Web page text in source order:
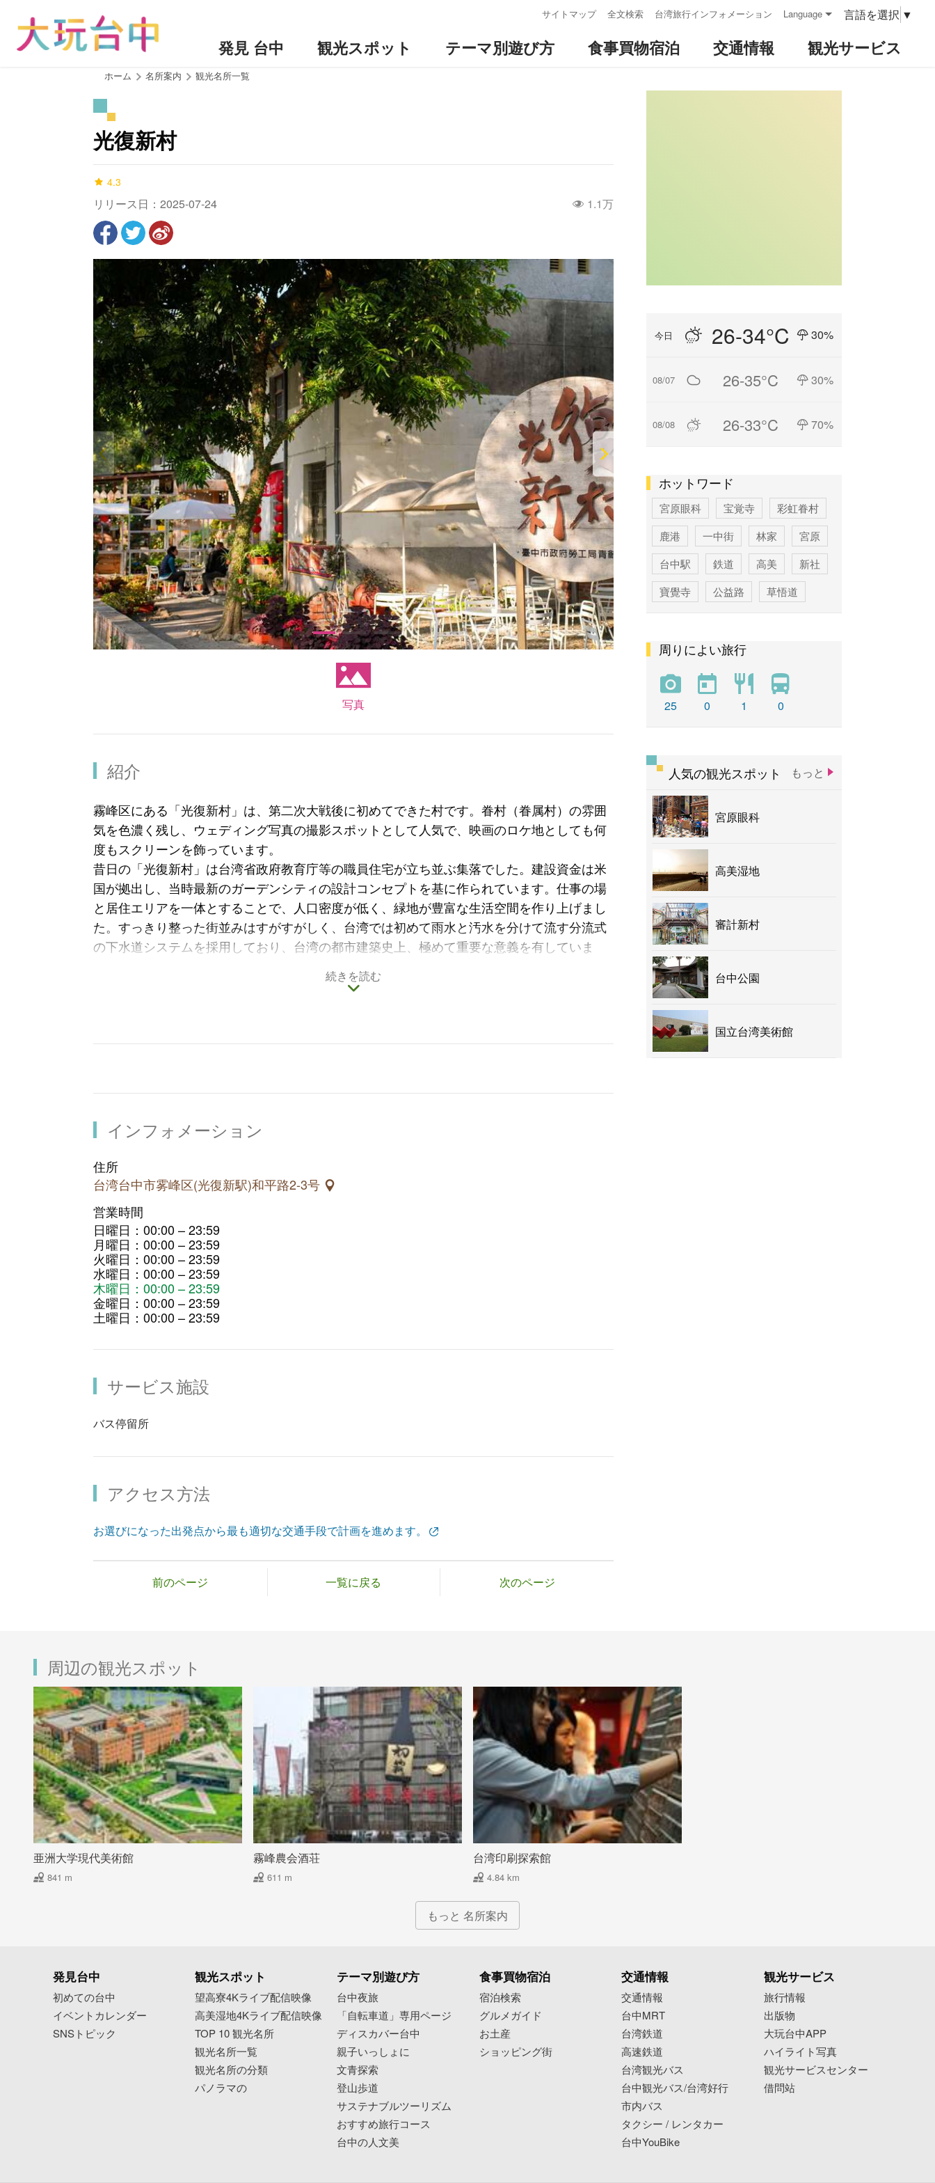
サイトマップ 全文検索 台湾旅行インフォメーション Language 言語を選択 ▼
発見 台中 観光スポット テーマ別遊び方 食事買物宿泊 交通情報 観光サービス
ホーム 名所案内 観光名所一覧
光復新村
4.3
リリース日：2025-07-24 1.1万
写真
紹介
霧峰区にある「光復新村」は、第二次大戦後に初めてできた村です。眷村（眷属村）の雰囲
気を色濃く残し、ウェディング写真の撮影スポットとして人気で、映画のロケ地としても何
度もスクリーンを飾っています。
昔日の「光復新村」は台湾省政府教育庁等の職員住宅が立ち並ぶ集落でした。建設資金は米
国が拠出し、当時最新のガーデンシティの設計コンセプトを基に作られています。仕事の場
と居住エリアを一体とすることで、人口密度が低く、緑地が豊富な生活空間を作り上げまし
た。すっきり整った街並みはすがすがしく、台湾では初めて雨水と汚水を分けて流す分流式
の下水道システムを採用しており、台湾の都市建築史上、極めて重要な意義を有していま
現在の「光復新村」は、コミュニティ活性化策により、文化と芸術の発信拠点となっていま
ーター達の夢が詰まっています。
続きを読む
インフォメーション
住所
台湾台中市雾峰区(光復新駅)和平路2-3号
営業時間
日曜日：00:00 – 23:59
月曜日：00:00 – 23:59
火曜日：00:00 – 23:59
水曜日：00:00 – 23:59
木曜日：00:00 – 23:59
金曜日：00:00 – 23:59
土曜日：00:00 – 23:59
サービス施設
バス停留所
アクセス方法
お選びになった出発点から最も適切な交通手段で計画を進めます。
前のページ 一覧に戻る 次のページ
今日 26-34°C 30%
08/07 26-35°C 30%
08/08 26-33°C 70%
ホットワード
宮原眼科 宝覚寺
彩虹眷村
鹿港
一中街 林家
宮原
台中駅
鉄道 高美
新社
寶覺寺
公益路
草悟道
彩虹
新社花海
周りによい旅行
25 0 1 0
人気の観光スポット もっと
宮原眼科
高美湿地
審計新村
台中公園
国立台湾美術館
周辺の観光スポット
亜洲大学現代美術館
841 m
霧峰農会酒荘
611 m
台湾印刷探索館
4.84 km
もっと 名所案内
発見台中
初めての台中
イベントカレンダー
SNSトピック
観光スポット
望高寮4Kライブ配信映像
高美湿地4Kライブ配信映像
TOP 10 観光名所
観光名所一覧
観光名所の分類
パノラマの
テーマ別遊び方
台中夜旅
「自転車道」専用ページ
ディスカバー台中
親子いっしょに
文青探索
登山歩道
サステナブルツーリズム
おすすめ旅行コース
台中の人文美
食事買物宿泊
宿泊検索
グルメガイド
お土産
ショッピング街
交通情報
交通情報
台中MRT
台湾鉄道
高速鉄道
台湾観光バス
台中観光バス/台湾好行
市内バス
タクシー / レンタカー
台中YouBike
観光サービス
旅行情報
出版物
大玩台中APP
ハイライト写真
観光サービスセンター
借問站